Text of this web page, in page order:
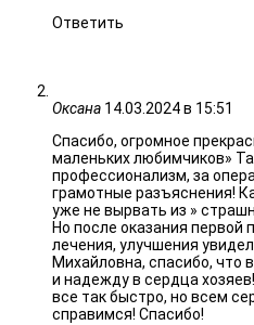
Ответить
Оксана 14.03.2024 в 15:51
Спасибо, огромное
маленьких любимчиков»
профессионализм, за
грамотные разъяснения!
уже не вырвать из »
Но после оказания первой
лечения, улучшения
Михайловна, спасибо, что
и надежду в сердца
все так быстро, но всем
справимся! Спасибо!